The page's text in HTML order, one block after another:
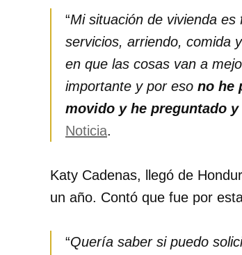
“Mi situación de vivienda
servicios, arriendo, comida
en que las cosas van a
importante y por eso no he
movido y he preguntado
Noticia.
Katy Cadenas, llegó de
un año. Contó que fue por
“Quería saber si puedo